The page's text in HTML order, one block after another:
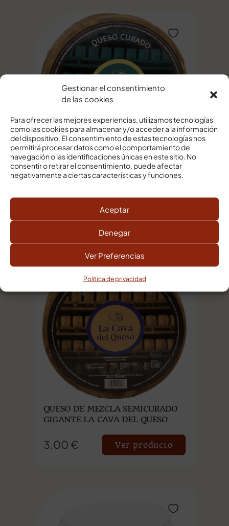
Gestionar el consentimiento
de las cookies
Para ofrecer las mejores experiencias, utilizamos tecnologías
como las cookies para almacenar y/o acceder a la información
del dispositivo. El consentimiento de estas tecnologías nos
permitirá procesar datos como el comportamiento de
navegación o las identificaciones únicas en este sitio. No
consentir o retirar el consentimiento, puede afectar
negativamente a ciertas características y funciones.
Aceptar
Denegar
Ver Preferencias
Política de privacidad
QUESO DE MEZCLA CURADO
GIGANTE LA CAVA DEL QUESO
Ver producto
QUESO DE MEZCLA SEMICURADO
GIGANTE LA CAVA DEL QUESO
3.00 € Ver producto